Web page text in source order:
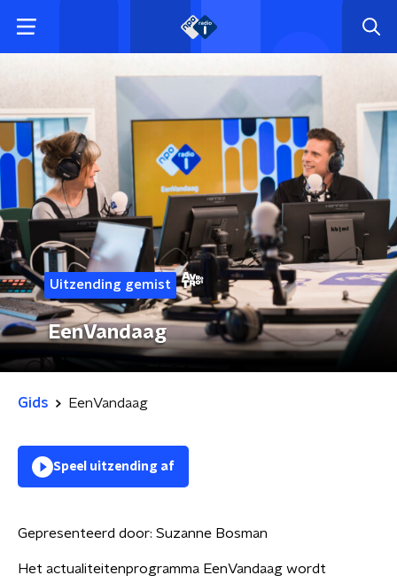
Uitzending gemist
EenVandaag
Gids EenVandaag
Speel uitzending af
Gepresenteerd door: Suzanne Bosman
Het actualiteitenprogramma EenVandaag wordt